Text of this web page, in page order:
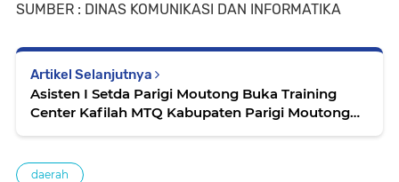
SUMBER : DINAS KOMUNIKASI DAN INFORMATIKA
Artikel Selanjutnya
Asisten I Setda Parigi Moutong Buka Training
Center Kafilah MTQ Kabupaten Parigi Moutong
daerah